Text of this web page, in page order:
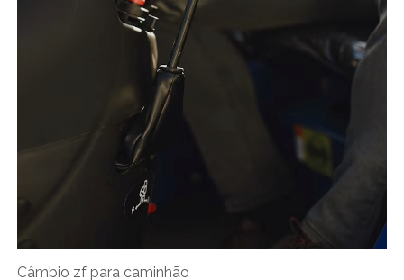
Câmbio zf para caminhão